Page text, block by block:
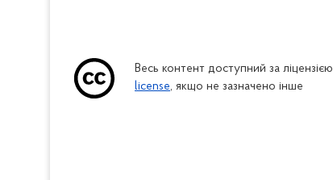
Весь контент доступний за ліцензією
license, якщо не зазначено інше